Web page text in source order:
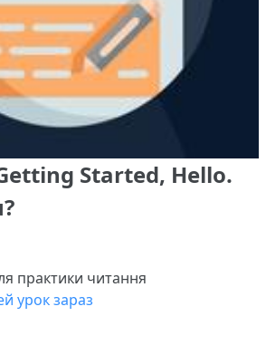
Started, Hello.
практики читання
урок зараз